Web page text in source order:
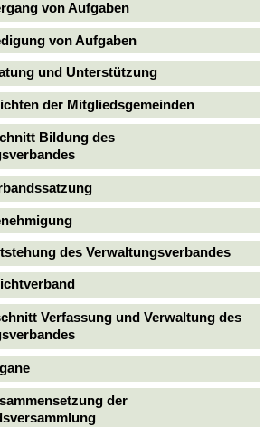
von Aufgaben
von Aufgaben
und Unterstützung
der Mitgliedsgemeinden
Bildung des
des Verwaltungsverbandes
Verfassung und Verwaltung des
der